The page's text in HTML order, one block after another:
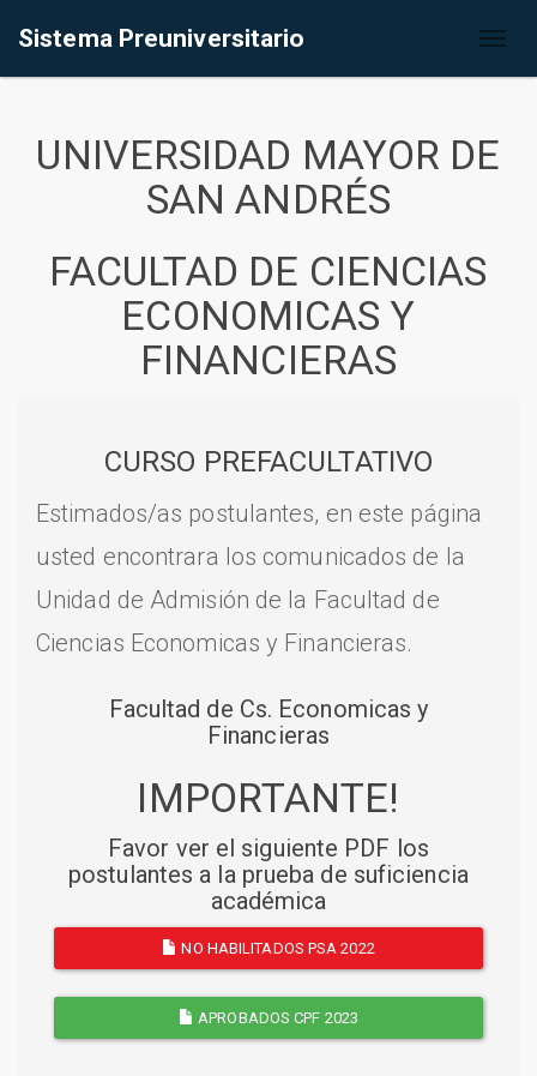
Sistema Preuniversitario
UNIVERSIDAD MAYOR DE
SAN ANDRÉS
FACULTAD DE CIENCIAS
ECONOMICAS Y
FINANCIERAS
CURSO PREFACULTATIVO
Estimados/as postulantes, en este página
usted encontrara los comunicados de la
Unidad de Admisión de la Facultad de
Ciencias Economicas y Financieras.
Facultad de Cs. Economicas y
Financieras
IMPORTANTE!
Favor ver el siguiente PDF los
postulantes a la prueba de suficiencia
académica
NO HABILITADOS PSA 2022
APROBADOS CPF 2023